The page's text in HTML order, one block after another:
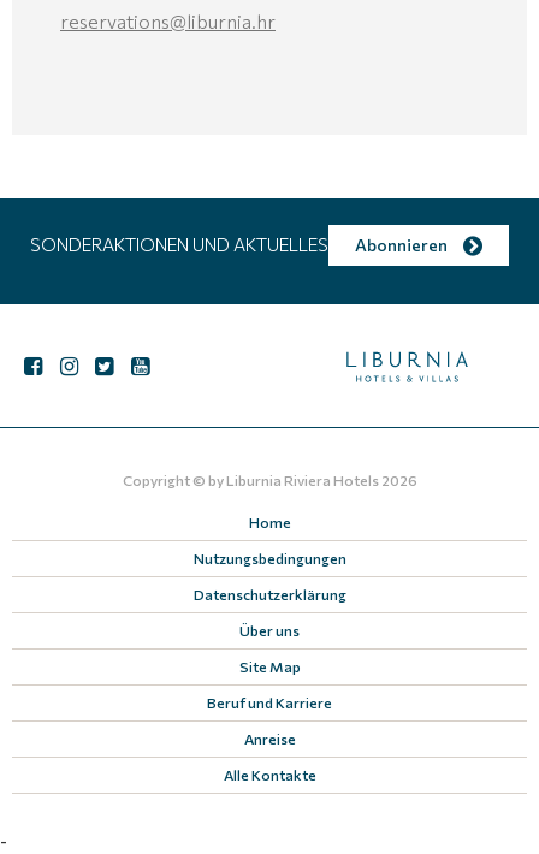
reservations@liburnia.hr
SONDERAKTIONEN UND AKTUELLES Abonnieren
Copyright © by Liburnia Riviera Hotels 2026
Home
Nutzungsbedingungen
Datenschutzerklärung
Über uns
Site Map
Beruf und Karriere
Anreise
Alle Kontakte
-